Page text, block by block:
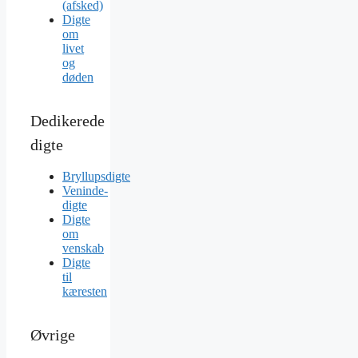
(afsked)
Digte
om
livet
og
døden
Dedikerede
digte
Bryllupsdigte
Veninde-
digte
Digte
om
venskab
Digte
til
kæresten
Øvrige